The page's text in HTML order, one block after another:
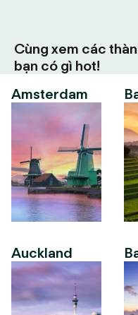
Cùng xem các
bạn có gì hot!
Amsterdam
Auckland